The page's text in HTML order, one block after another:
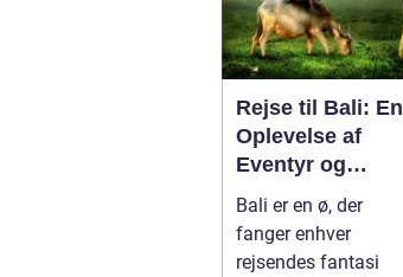
Rejse til Bali: En
Oplevelse af
Eventyr og
Skønhed
Bali er en ø, der
fanger enhver
rejsendes fantasi